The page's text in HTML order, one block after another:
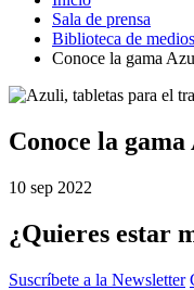
Sala de prensa
Biblioteca de medios
Conoce la gama
Conoce la
10 sep 2022
¿Quieres estar
Suscríbete a la Newsletter